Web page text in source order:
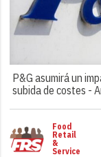
P&G asumirá un
subida de costes -
Food
Retail
&
Service